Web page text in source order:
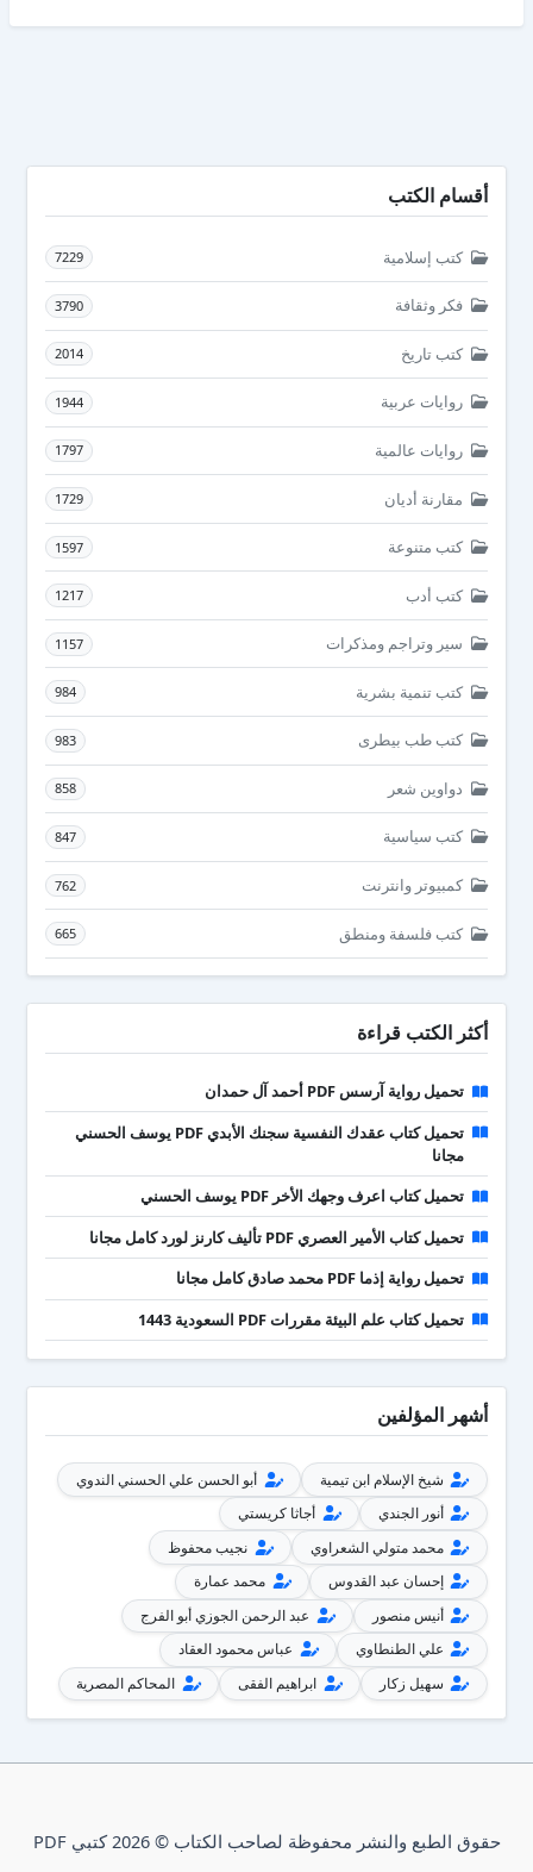
أقسام الكتب
كتب إسلامية 7229
فكر وثقافة 3790
كتب تاريخ 2014
روايات عربية 1944
روايات عالمية 1797
مقارنة أديان 1729
كتب متنوعة 1597
كتب أدب 1217
سير وتراجم ومذكرات 1157
كتب تنمية بشرية 984
كتب طب بيطرى 983
دواوين شعر 858
كتب سياسية 847
كمبيوتر وانترنت 762
كتب فلسفة ومنطق 665
أكثر الكتب قراءة
تحميل رواية آرسس PDF أحمد آل حمدان
تحميل كتاب عقدك النفسية سجنك الأبدي PDF يوسف الحسني
مجانا
تحميل كتاب اعرف وجهك الأخر PDF يوسف الحسني
تحميل كتاب الأمير العصري PDF تأليف كارنز لورد كامل مجانا
تحميل رواية إذما PDF محمد صادق كامل مجانا
تحميل كتاب علم البيئة مقررات PDF السعودية 1443
أشهر المؤلفين
شيخ الإسلام ابن تيمية
أبو الحسن علي الحسني الندوي
أنور الجندي
أجاثا كريستي
محمد متولي الشعراوي
نجيب محفوظ
إحسان عبد القدوس
محمد عمارة
أنيس منصور
عبد الرحمن الجوزي أبو الفرج
علي الطنطاوي
عباس محمود العقاد
سهيل زكار
ابراهيم الفقى المحاكم المصرية
حقوق الطبع والنشر محفوظة لصاحب الكتاب © 2026 كتبي PDF